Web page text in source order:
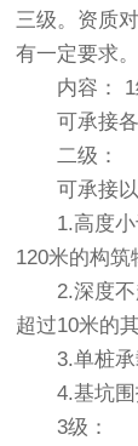
三级。资质
有一定要求
内容： 1
可承接
二级：
可承接
1.高度
120米的构筑
2.深度
超过10米的
3.单桩
4.基坑
3级：